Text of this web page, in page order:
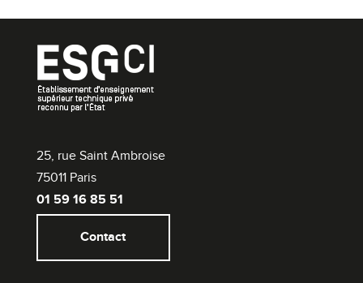
25, rue Saint Ambroise
75011 Paris
01 59 16 85 51
Contact